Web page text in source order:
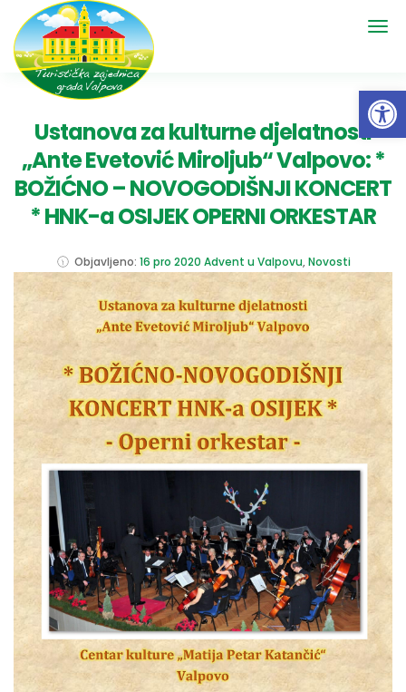
Ustanova za kulturne djelatnosti
„Ante Evetović Miroljub“ Valpovo: *
BOŽIĆNO – NOVOGODIŠNJI KONCERT
* HNK-a OSIJEK OPERNI ORKESTAR
Objavljeno: 16 pro 2020 Advent u Valpovu,Novosti